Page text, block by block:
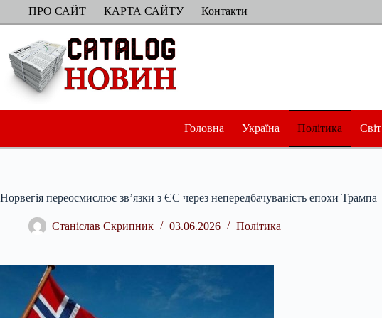
ПерейтиПРО САЙТ КАРТА САЙТУ Контакти
Головна Україна Політика Світ
Норвегія переосмислює зв’язки з ЄС через непередбачуваність епохи Трампа
Станіслав Скрипник 03.06.2026 Політика